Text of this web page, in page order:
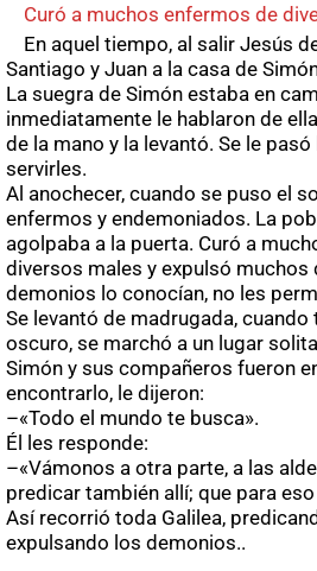
Curó a muchos enfermos de
En aquel tiempo, al salir Jesús
Santiago y Juan a la casa de
La suegra de Simón estaba en
inmediatamente le hablaron de
de la mano y la levantó. Se le
servirles.
Al anochecer, cuando se puso el
enfermos y endemoniados. La
agolpaba a la puerta. Curó a
diversos males y expulsó
demonios lo conocían, no les
Se levantó de madrugada,
oscuro, se marchó a un lugar
Simón y sus compañeros fueron
encontrarlo, le dijeron:
–«Todo el mundo te busca».
Él les responde:
–«Vámonos a otra parte, a las
predicar también allí; que para
Así recorrió toda Galilea,
expulsando los demonios..